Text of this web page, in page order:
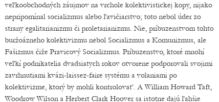
veľkoobchodných záujmov na vrchole kolektivistickej kopy, nijako
nepripomínal socializmus alebo ľavičiarstvo; toto nebol úder zo
strany egalitarianizmu či proletarianizmu. Nie, príbuzenstvom tohto
buržoázneho kolektivizmu nebol Socializmus a Komunizmus, ale
Fašizmus čiže Pravicový Socializmus. Príbuzenstvo, ktoré mnohí
veľkí podnikatelia dvadsiatych rokov otvorene podporovali svojimi
zavrhnutiami kvázi-laissez-faire systému a volaniami po
kolektivizme, ktorý by mohli kontrolovať. A William Howard Taft,
Woodrow Wilson a Herbert Clark Hoover sa istotne dajú ľahšie